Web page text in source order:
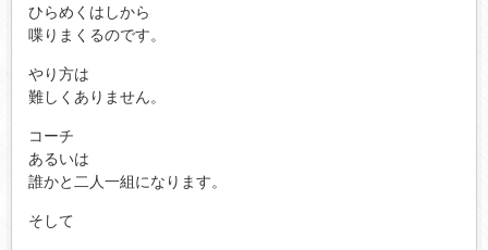
ひらめくはしから
喋りまくるのです。
やり方は
難しくありません。
コーチ
あるいは
誰かと二人一組になります。
そして